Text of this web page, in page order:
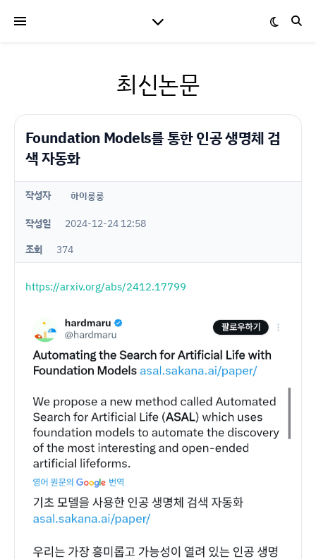
최신논문
Foundation Models를 통한 인공 생명체 검
색 자동화
작성자 하이룽룽
작성일
2024-12-24 12:58
조회
374
https://arxiv.org/abs/2412.17799